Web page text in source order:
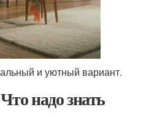
и уютный вариант.
надо знать